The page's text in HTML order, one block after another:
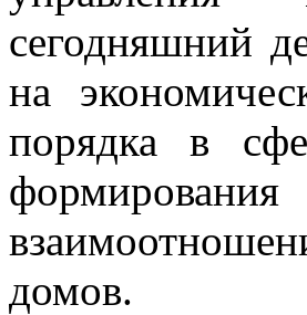
сегодняшний
на
порядка в
домов.